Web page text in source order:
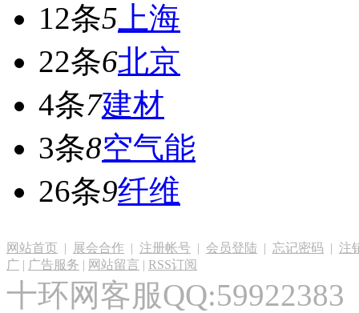
12条5 上海
22条6北京
4条7建材
3条8空气能
26条9纤维
网站首页 | 展会合作 | 注册帐号 | 会员登陆 | 忘记密码 | 注
广 | 广告服务 | 网站留言 | RSS订阅
十环网客服